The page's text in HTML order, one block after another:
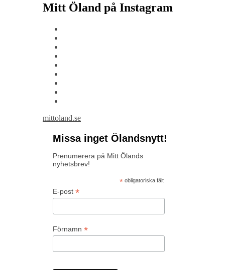
Mitt Öland på Instagram
mittoland.se
Missa inget Ölandsnytt!
Prenumerera på Mitt Ölands
nyhetsbrev!
*obligatoriska fält
E-post *
Förnamn *